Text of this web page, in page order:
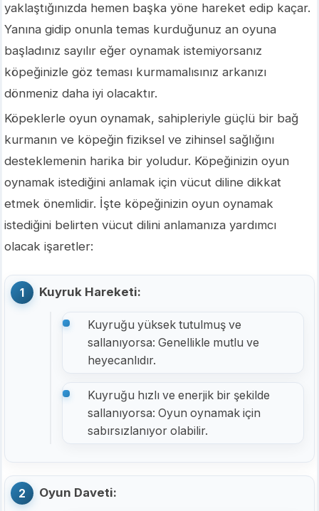
yaklaştığınızda hemen başka yöne hareket edip kaçar.
Yanına gidip onunla temas kurduğunuz an oyuna
başladınız sayılır eğer oynamak istemiyorsanız
köpeğinizle göz teması kurmamalısınız arkanızı
dönmeniz daha iyi olacaktır.
Köpeklerle oyun oynamak, sahipleriyle güçlü bir bağ
kurmanın ve köpeğin fiziksel ve zihinsel sağlığını
desteklemenin harika bir yoludur. Köpeğinizin oyun
oynamak istediğini anlamak için vücut diline dikkat
etmek önemlidir. İşte köpeğinizin oyun oynamak
istediğini belirten vücut dilini anlamanıza yardımcı
olacak işaretler:
Kuyruk Hareketi:
Kuyruğu yüksek tutulmuş ve
sallanıyorsa: Genellikle mutlu ve
heyecanlıdır.
Kuyruğu hızlı ve enerjik bir şekilde
sallanıyorsa: Oyun oynamak için
sabırsızlanıyor olabilir.
Oyun Daveti: